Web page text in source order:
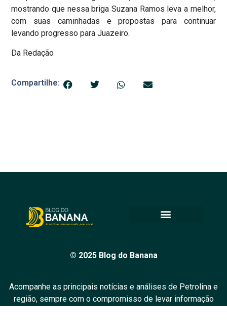
mostrando que nessa briga Suzana Ramos leva a melhor,
com suas caminhadas e propostas para continuar
levando progresso para Juazeiro.
Da Redação
Compartilhe:
© 2025 Blog do Banana
Acompanhe as principais notícias e análises de Petrolina e
região, sempre com o compromisso de levar informação